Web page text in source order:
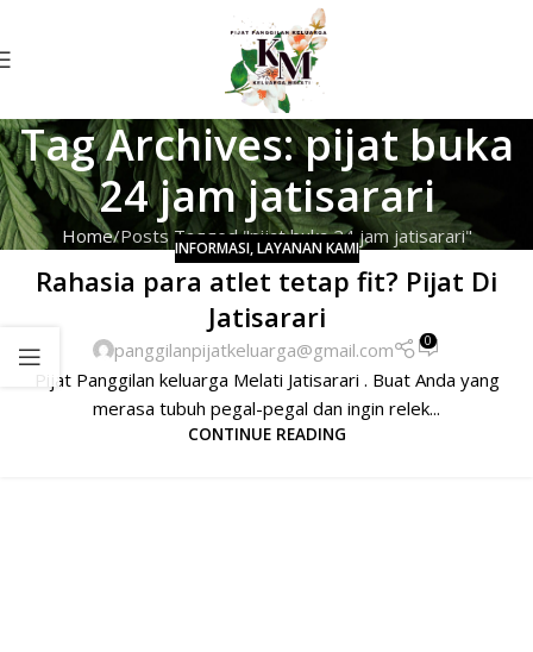
Tag Archives: pijat buka
24 jam jatisarari
Home Posts Tagged "pijat buka 24 jam jatisarari"
INFORMASI,LAYANAN KAMI
Rahasia para atlet tetap fit? Pijat Di
Jatisarari
panggilanpijatkeluarga@gmail.com 0
Pijat Panggilan keluarga Melati Jatisarari . Buat Anda yang
merasa tubuh pegal-pegal dan ingin relek...
CONTINUE READING